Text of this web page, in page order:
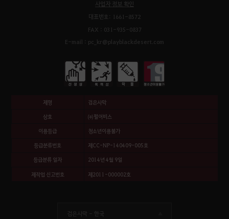
사업자 정보 확인
대표번호: 1661-8572
FAX : 031-935-0837
E-mail : pc_kr@playblackdesert.com
제명 검은사막
상호 ㈜펄어비스
이용등급 청소년이용불가
등급분류번호 제CC-NP-140409-005호
등급분류 일자 2014년 4월 9일
제작업 신고번호 제2011-000002호
검은사막 - 한국